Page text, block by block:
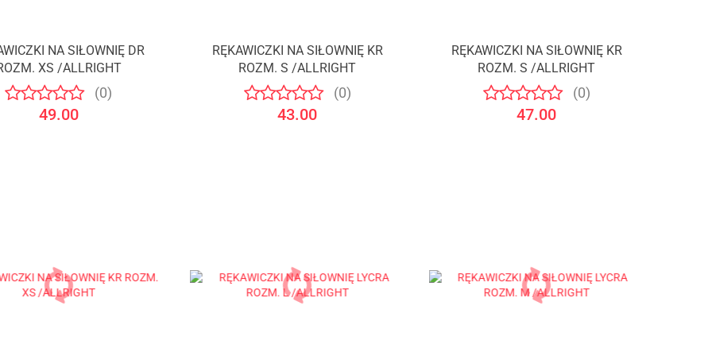
NA SIŁOWNIĘ DR
XS /ALLRIGHT
(0)
49.00
RĘKAWICZKI NA SIŁOWNIĘ KR
ROZM. S /ALLRIGHT
(0)
43.00
RĘKAWICZKI NA SIŁOWNIĘ KR
ROZM. S /ALLRIGHT
(0)
47.00